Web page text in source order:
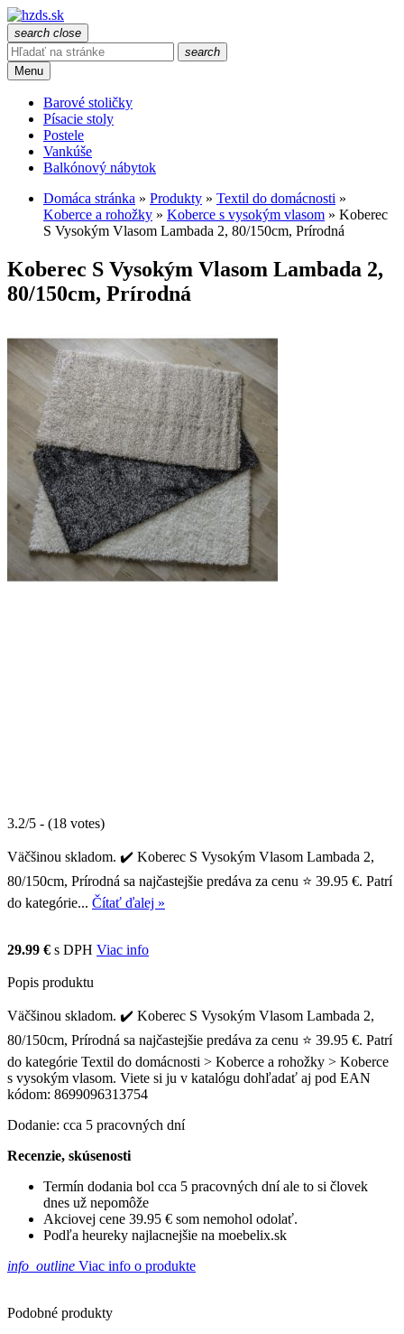
search close
search
Menu
Barové stoličky
Písacie stoly
Postele
Vankúše
Balkónový nábytok
Domáca stránka » Produkty » Textil do domácnosti »
Koberce a rohožky » Koberce s vysokým vlasom » Koberec
S Vysokým Vlasom Lambada 2, 80/150cm, Prírodná
Koberec S Vysokým Vlasom Lambada 2,
80/150cm, Prírodná
3.2/5 - (18 votes)
Väčšinou skladom. ✔️ Koberec S Vysokým Vlasom Lambada 2,
80/150cm, Prírodná sa najčastejšie predáva za cenu ⭐ 39.95 €. Patrí
do kategórie... Čítať ďalej »
29.99 € s DPH Viac info
Popis produktu
Väčšinou skladom. ✔️ Koberec S Vysokým Vlasom Lambada 2,
80/150cm, Prírodná sa najčastejšie predáva za cenu ⭐ 39.95 €. Patrí
do kategórie Textil do domácnosti > Koberce a rohožky > Koberce
s vysokým vlasom. Viete si ju v katalógu dohľadať aj pod EAN
kódom: 8699096313754
Dodanie: cca 5 pracovných dní
Recenzie, skúsenosti
Termín dodania bol cca 5 pracovných dní ale to si človek
dnes už nepomôže
Akciovej cene 39.95 € som nemohol odolať.
Podľa heureky najlacnejšie na moebelix.sk
info_outline Viac info o produkte
Podobné produkty